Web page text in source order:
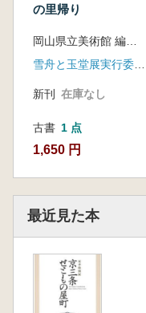
の里帰り
新刊 在庫なし
古書 1 点
1,650 円
最近見た本